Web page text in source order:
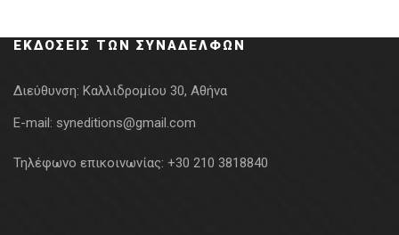
ΕΚΔΌΣΕΙΣ ΤΩΝ ΣΥΝΑΔΈΛΦΩΝ
Διεύθυνση: Καλλιδρομίου 30, Αθήνα
E-mail: syneditions@gmail.com
Τηλέφωνο επικοινωνίας: +30 210 3818840